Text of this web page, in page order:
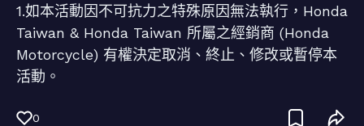
1.如本活動因不可抗力之特殊原因無法執行，Honda
Taiwan & Honda Taiwan 所屬之經銷商 (Honda
Motorcycle) 有權決定取消、終止、修改或暫停本
活動。
0